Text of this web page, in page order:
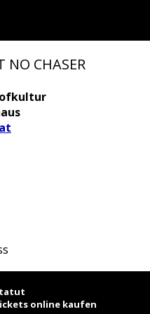
NO CHASER
online kaufen